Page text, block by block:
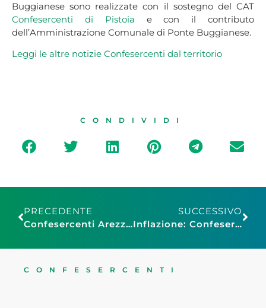
Buggianese sono realizzate con il sostegno del CAT
Confesercenti di Pistoia e con il contributo
dell’Amministrazione Comunale di Ponte Buggianese.
Leggi le altre notizie Confesercenti dal territorio
CONDIVIDI
PRECEDENTE
Confesercenti Arezzo: Mercatale e delizie della Befana
SUCCESSIVO
Inflazione: Confesercenti, rallenta ma ancora su livelli alti. Da Governo interventi mirati su fisco e costo lavoro per sostenere famiglie ed imprese
CONFESERCENTI